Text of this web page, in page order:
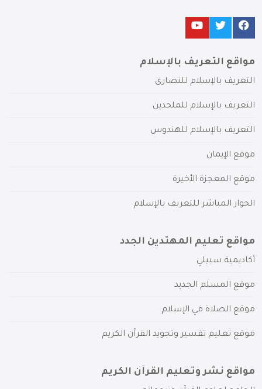
مواقع التعريف بالإسلام
التعريف بالإسلام للنصارى
التعريف بالإسلام للملحدين
التعريف بالإسلام للهندوس
موقع الإيمان
موقع المعجزة الأخيرة
الحوار المباشر للتعريف بالإسلام
مواقع تعليم المهتدين الجدد
أكاديمية سبيلي
موقع المسلم الجديد
موقع الصلاة في الإسلام
موقع تعليم تفسير وتجويد القرآن الكريم
مواقع نشر وتعليم القرآن الكريم